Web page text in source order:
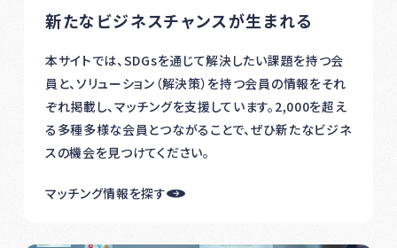
新たなビジネスチャンスが生まれる
本サイトでは、SDGsを通じて解決したい課題を持つ会
員と、ソリューション（解決策）を持つ会員の情報をそれ
ぞれ掲載し、マッチングを支援しています。2,000を超え
る多種多様な会員とつながることで、ぜひ新たなビジネ
スの機会を見つけてください。
マッチング情報を探す